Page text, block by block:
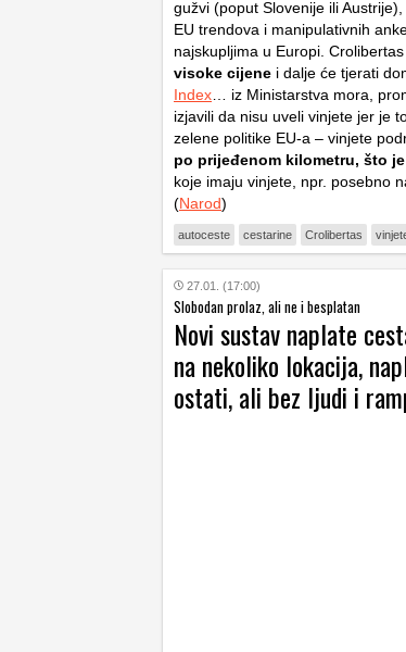
gužvi (poput Slovenije ili
EU trendova i manipulativnih
najskupljima u Europi.
visoke cijene i dalje će tjerati
Index … iz Ministarstva mora,
izjavili da nisu uveli vinjete jer je
zelene politike EU-a – vinjete
po prijeđenom kilometru, što
koje imaju vinjete, npr. posebno
(Narod)
autoceste cestarine Crolibertas
27.01. (17:00)
Slobodan prolaz, ali ne i besplatan
Novi sustav naplate
na nekoliko lokacija,
ostati, ali bez ljudi i